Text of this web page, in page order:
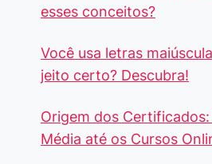
esses conceitos?
Você usa letras
jeito certo? Descubra!
Origem dos
Média até os Cursos